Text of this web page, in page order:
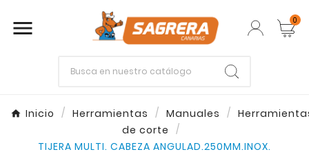
 0
Inicio Herramientas Manuales
de corte
TIJERA MULTI. CABEZA ANGULAD.250MM.INOX.